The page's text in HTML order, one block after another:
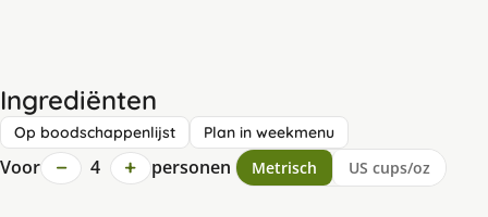
Ingrediënten
Op boodschappenlijst Plan in weekmenu
Voor − 4 + personen Metrisch US cups/oz